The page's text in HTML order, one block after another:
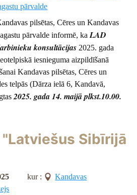
pārvalde
pilsētas, Cēres un Kandavas
pārvalde informē, kaLAD
konsultācijas 2025. gada
iesnieguma aizpildīšanā
Kandavas pilsētas, Cēres un
telpās (Dārza ielā 6, Kandavā,
2025. gada 14. maijā plkst.10.00.
Sibīrijā
kur :
Kandavas